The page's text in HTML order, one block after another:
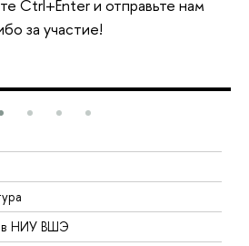
Ctrl+Enter и отправьте нам
за участие!
в НИУ ВШЭ